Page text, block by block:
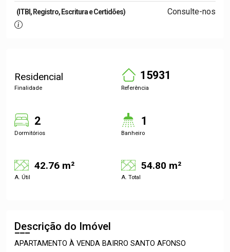
(ITBI, Registro, Escritura e Certidões) Consulte-nos
Residencial
Finalidade
15931
Referência
2
Dormitórios
1
Banheiro
42.76 m²
A. Útil
54.80 m²
A. Total
Descrição do Imóvel
APARTAMENTO À VENDA BAIRRO SANTO AFONSO